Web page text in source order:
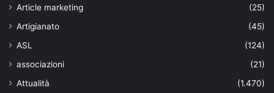
Article marketing
(25)
Artigianato
(45)
ASL
(124)
associazioni
(21)
Attualità
(1.470)